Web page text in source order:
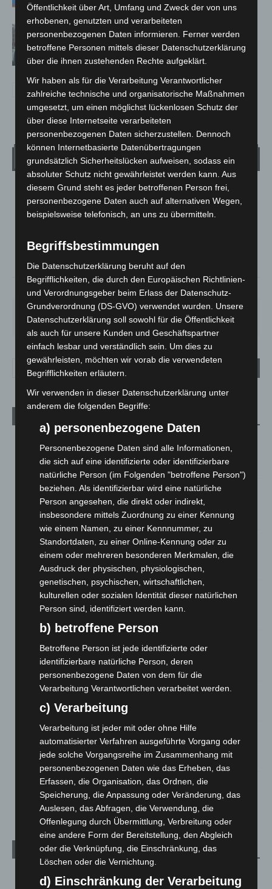
Celle: Mensch stirbt bei Bagger-Unfall
auf Baustelle
Wetter
LANGENHAGEN
Überwiegend Bewölkt
19.3
3.5m/s
FR.
21°
SA.
26°
SO.
32°
MO.
31°
DI.
23
Waldbrandeinsatz aus Spanien zurück
7. August 2026
Hannover: Erste Tigermücken-Population in Niedersachsen
entdeckt
7. August 2026
Brand im „Haus der Begegnung“ in Neuwarmbüchen schnell
eingedämmt
6. August 2026
Region Hannover: 21 neue Notfallsanitäter starten beim
Roten Kreuz
Zeugen
Celle: Mensch stirbt bei Bagger-Unfall auf Baustelle
5. August 2026
Gasleitung bei McDonald’s-Umbau in Langenhagen
beschädigt
5. August 2026
Anklage nach Abschaltung von „Archetyp Market“ erhoben
3. August 2026
Kategorien
Blaulicht
2.799
Öffentlichkeit über Art, Umfang und Zweck der von uns
erhobenen, genutzten und verarbeiteten
personenbezogenen Daten informieren. Ferner werden
betroffene Personen mittels dieser Datenschutzerklärung
über die ihnen zustehenden Rechte aufgeklärt.
Wir haben als für die Verarbeitung Verantwortlicher
zahlreiche technische und organisatorische Maßnahmen
umgesetzt, um einen möglichst lückenlosen Schutz der
über diese Internetseite verarbeiteten
personenbezogenen Daten sicherzustellen. Dennoch
können Internetbasierte Datenübertragungen
grundsätzlich Sicherheitslücken aufweisen, sodass ein
absoluter Schutz nicht gewährleistet werden kann. Aus
diesem Grund steht es jeder betroffenen Person frei,
personenbezogene Daten auch auf alternativen Wegen,
beispielsweise telefonisch, an uns zu übermitteln.
Begriffsbestimmungen
Die Datenschutzerklärung beruht auf den
Begrifflichkeiten, die durch den Europäischen Richtlinien-
und Verordnungsgeber beim Erlass der Datenschutz-
Grundverordnung (DS-GVO) verwendet wurden. Unsere
Datenschutzerklärung soll sowohl für die Öffentlichkeit
als auch für unsere Kunden und Geschäftspartner
einfach lesbar und verständlich sein. Um dies zu
gewährleisten, möchten wir vorab die verwendeten
Begrifflichkeiten erläutern.
Wir verwenden in dieser Datenschutzerklärung unter
anderem die folgenden Begriffe:
a) personenbezogene Daten
Personenbezogene Daten sind alle Informationen,
die sich auf eine identifizierte oder identifizierbare
natürliche Person (im Folgenden "betroffene Person")
beziehen. Als identifizierbar wird eine natürliche
Person angesehen, die direkt oder indirekt,
insbesondere mittels Zuordnung zu einer Kennung
wie einem Namen, zu einer Kennnummer, zu
Standortdaten, zu einer Online-Kennung oder zu
einem oder mehreren besonderen Merkmalen, die
Ausdruck der physischen, physiologischen,
genetischen, psychischen, wirtschaftlichen,
kulturellen oder sozialen Identität dieser natürlichen
Person sind, identifiziert werden kann.
b) betroffene Person
Betroffene Person ist jede identifizierte oder
identifizierbare natürliche Person, deren
personenbezogene Daten von dem für die
Verarbeitung Verantwortlichen verarbeitet werden.
c) Verarbeitung
Verarbeitung ist jeder mit oder ohne Hilfe
automatisierter Verfahren ausgeführte Vorgang oder
jede solche Vorgangsreihe im Zusammenhang mit
personenbezogenen Daten wie das Erheben, das
Erfassen, die Organisation, das Ordnen, die
Speicherung, die Anpassung oder Veränderung, das
Auslesen, das Abfragen, die Verwendung, die
Offenlegung durch Übermittlung, Verbreitung oder
eine andere Form der Bereitstellung, den Abgleich
oder die Verknüpfung, die Einschränkung, das
Löschen oder die Vernichtung.
d) Einschränkung der Verarbeitung